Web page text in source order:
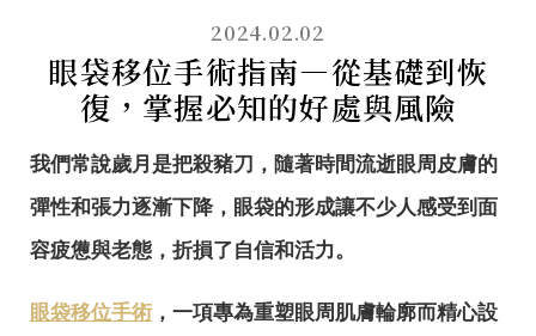
2024.02.02
眼袋移位手術指南—從基礎到恢
復，掌握必知的好處與風險
我們常說歲月是把殺豬刀，隨著時間流逝眼周皮膚的
彈性和張力逐漸下降，眼袋的形成讓不少人感受到面
容疲憊與老態，折損了自信和活力。
眼袋移位手術 ，一項專為重塑眼周肌膚輪廓而精心設